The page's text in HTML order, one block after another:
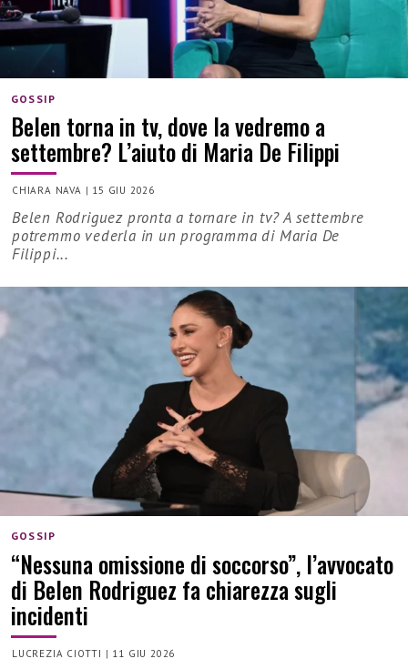
GOSSIP
Belen torna in tv, dove la vedremo a
settembre? L’aiuto di Maria De Filippi
CHIARA NAVA | 15 GIU 2026
Belen Rodriguez pronta a tornare in tv? A settembre
potremmo vederla in un programma di Maria De
Filippi...
GOSSIP
“Nessuna omissione di soccorso”, l’avvocato
di Belen Rodriguez fa chiarezza sugli
incidenti
LUCREZIA CIOTTI | 11 GIU 2026